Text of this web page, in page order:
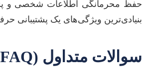
حفظ محرمانگی اطلاعات شخصی و
بنیادی‌ترین ویژگی‌های یک پشتیبانی
سوالات متداول (FAQ)